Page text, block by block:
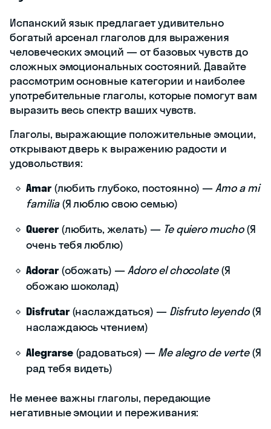
Испанский язык предлагает удивительно
богатый арсенал глаголов для выражения
человеческих эмоций — от базовых чувств до
сложных эмоциональных состояний. Давайте
рассмотрим основные категории и наиболее
употребительные глаголы, которые помогут вам
выразить весь спектр ваших чувств.
Глаголы, выражающие положительные эмоции,
открывают дверь к выражению радости и
удовольствия:
Amar(любить глубоко, постоянно) —Amo a mi
familia(Я люблю свою семью)
Querer(любить, желать) — Te quiero mucho(Я
очень тебя люблю)
Adorar(обожать) —Adoro el chocolate(Я
обожаю шоколад)
Disfrutar(наслаждаться) — Disfruto leyendo(Я
наслаждаюсь чтением)
Alegrarse(радоваться) — Me alegro de verte(Я
рад тебя видеть)
Не менее важны глаголы, передающие
негативные эмоции и переживания: